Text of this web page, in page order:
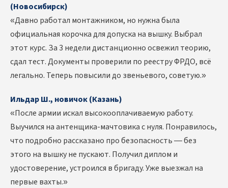
(Новосибирск)
«Давно работал монтажником, но нужна была
официальная корочка для допуска на вышку. Выбрал
этот курс. За 3 недели дистанционно освежил теорию,
сдал тест. Документы проверили по реестру ФРДО, всё
легально. Теперь повысили до звеньевого, советую.»
Ильдар Ш., новичок (Казань)
«После армии искал высокооплачиваемую работу.
Выучился на антенщика-мачтовика с нуля. Понравилось,
что подробно рассказано про безопасность — без
этого на вышку не пускают. Получил диплом и
удостоверение, устроился в бригаду. Уже выезжал на
первые вахты.»